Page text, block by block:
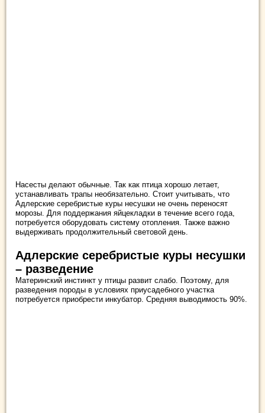
Насесты делают обычные. Так как птица хорошо летает,
устанавливать трапы необязательно. Стоит учитывать, что
Адлерские серебристые куры несушки не очень переносят
морозы. Для поддержания яйцекладки в течение всего года,
потребуется оборудовать систему отопления. Также важно
выдерживать продолжительный световой день.
Адлерские серебристые куры несушки
– разведение
Материнский инстинкт у птицы развит слабо. Поэтому, для
разведения породы в условиях приусадебного участка
потребуется приобрести инкубатор. Средняя выводимость 90%.